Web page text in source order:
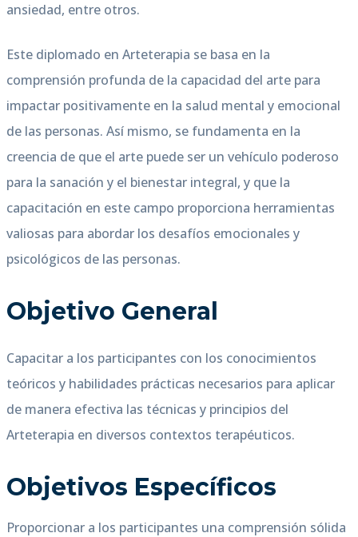
ansiedad, entre otros.
Este diplomado en Arteterapia se basa en la
comprensión profunda de la capacidad del arte para
impactar positivamente en la salud mental y emocional
de las personas. Así mismo, se fundamenta en la
creencia de que el arte puede ser un vehículo poderoso
para la sanación y el bienestar integral, y que la
capacitación en este campo proporciona herramientas
valiosas para abordar los desafíos emocionales y
psicológicos de las personas.
Objetivo General
Capacitar a los participantes con los conocimientos
teóricos y habilidades prácticas necesarios para aplicar
de manera efectiva las técnicas y principios del
Arteterapia en diversos contextos terapéuticos.
Objetivos Específicos
Proporcionar a los participantes una comprensión sólida